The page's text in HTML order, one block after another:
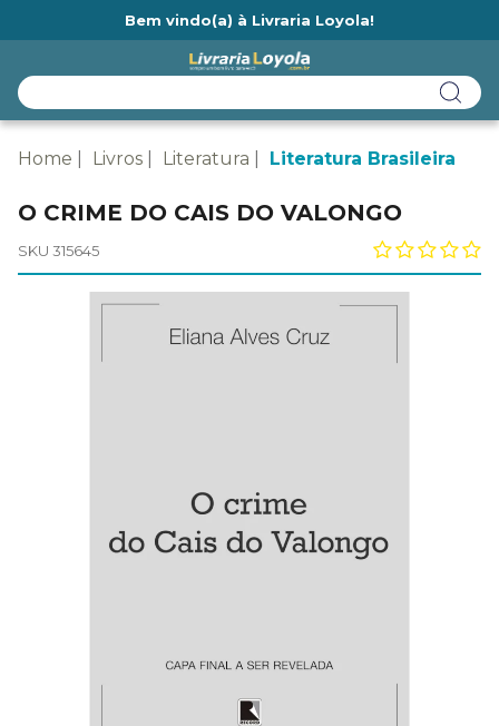
Bem vindo(a) à Livraria Loyola!
Home Livros Literatura Literatura Brasileira
O CRIME DO CAIS DO VALONGO
SKU 315645